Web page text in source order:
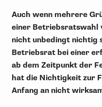
Auch wenn mehrere
einer Betriebsratswahl
nicht unbedingt nichtig
Betriebsrat bei einer
ab dem Zeitpunkt der
hat die Nichtigkeit zur
Anfang an nicht